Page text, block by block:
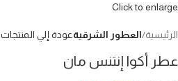
Click to enlarge
الرئيسية العطور الشرقيةعودة إلي المنتجات
عطر أكوا إنتنس مان